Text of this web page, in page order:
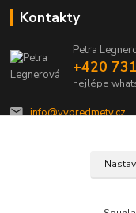
Kontakty
Petra
+420
nejlépe
info@vvpredmety.cz